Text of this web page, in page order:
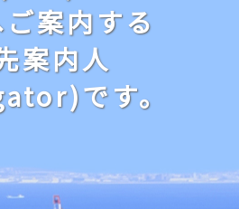
案内する
案内人
です。